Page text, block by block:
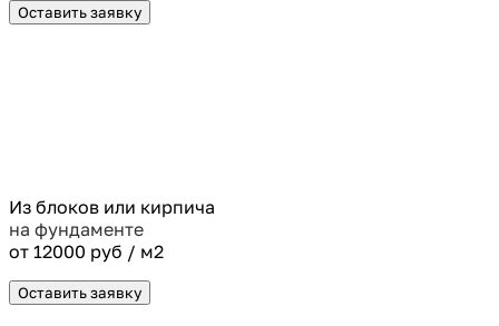
Оставить заявку
Из блоков или кирпича
на фундаменте
от 12000 руб / м2
Оставить заявку